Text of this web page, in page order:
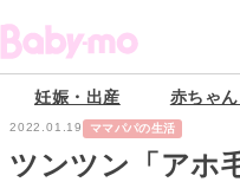
妊娠・出産 赤ちゃ
2022.01.19 ママパパの生活
ツンツン「アホ